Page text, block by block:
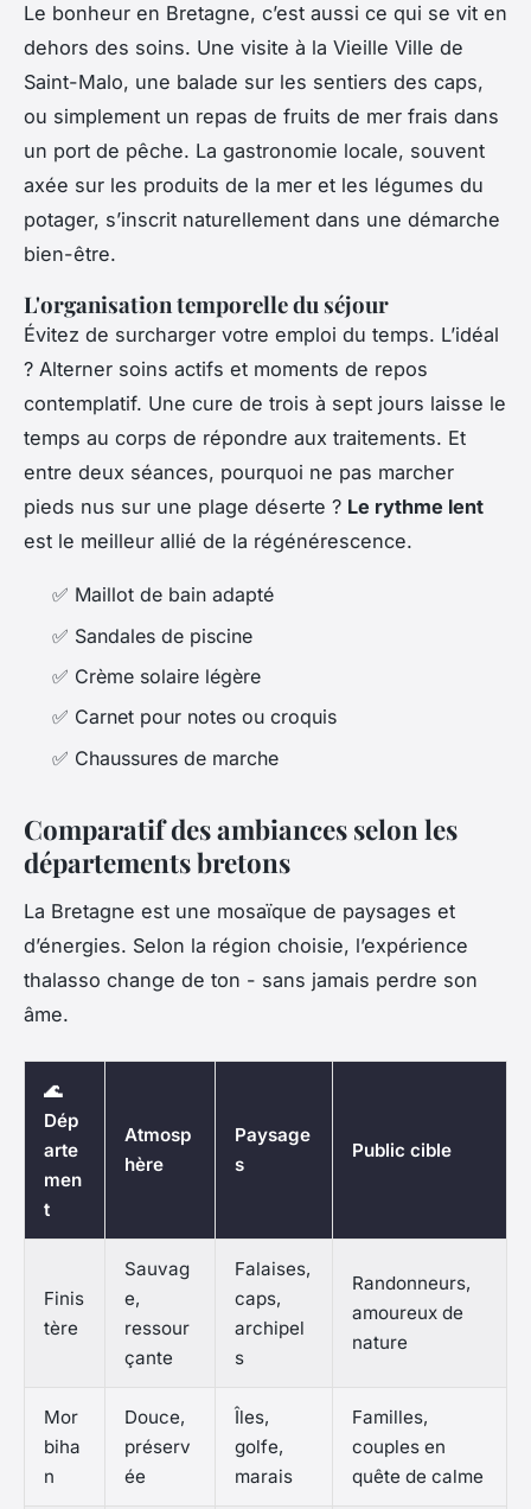
Le bonheur en Bretagne, c’est aussi ce qui se vit en
dehors des soins. Une visite à la Vieille Ville de
Saint-Malo, une balade sur les sentiers des caps,
ou simplement un repas de fruits de mer frais dans
un port de pêche. La gastronomie locale, souvent
axée sur les produits de la mer et les légumes du
potager, s’inscrit naturellement dans une démarche
bien-être.
L'organisation temporelle du séjour
Évitez de surcharger votre emploi du temps. L’idéal
? Alterner soins actifs et moments de repos
contemplatif. Une cure de trois à sept jours laisse le
temps au corps de répondre aux traitements. Et
entre deux séances, pourquoi ne pas marcher
pieds nus sur une plage déserte ? Le rythme lent
est le meilleur allié de la régénérescence.
✅ Maillot de bain adapté
✅ Sandales de piscine
✅ Crème solaire légère
✅ Carnet pour notes ou croquis
✅ Chaussures de marche
Comparatif des ambiances selon les
départements bretons
La Bretagne est une mosaïque de paysages et
d’énergies. Selon la région choisie, l’expérience
thalasso change de ton - sans jamais perdre son
âme.
🌊
Dép
arte
men
t
Atmosp
hère
Paysage
s
Public cible
Finis
tère
Sauvag
e,
ressour
çante
Falaises,
caps,
archipel
s
Randonneurs,
amoureux de
nature
Mor
biha
n
Douce,
préserv
ée
Îles,
golfe,
marais
Familles,
couples en
quête de calme